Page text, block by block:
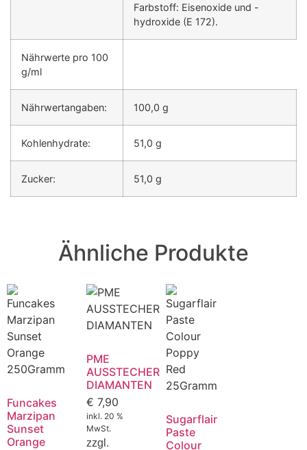
Farbstoff: Eisenoxide und -
hydroxide (E 172).
Nährwerte pro 100
g/ml
Nährwertangaben: 100,0 g
Kohlenhydrate: 51,0 g
Zucker: 51,0 g
Ähnliche Produkte
Funcakes
Marzipan
Sunset
Orange
PME
AUSSTECHER
DIAMANTEN
€ 7,90
inkl. 20 %
MwSt.
zzgl.
Sugarflair
Paste
Colour